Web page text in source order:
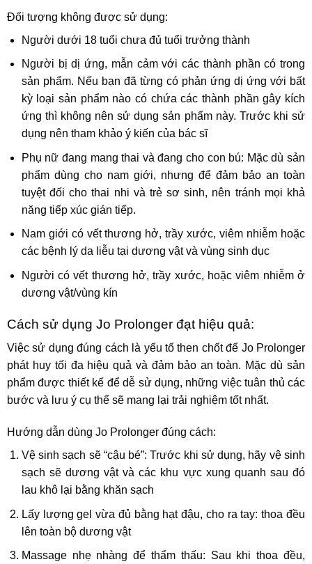
Đối tượng không được sử dụng:
Người dưới 18 tuổi chưa đủ tuổi trưởng thành
Người bị dị ứng, mẫn cảm với các thành phần có trong
sản phẩm. Nếu bạn đã từng có phản ứng dị ứng với bất
kỳ loại sản phẩm nào có chứa các thành phần gây kích
ứng thì không nên sử dụng sản phẩm này. Trước khi sử
dụng nên tham khảo ý kiến của bác sĩ
Phụ nữ đang mang thai và đang cho con bú: Mặc dù sản
phẩm dùng cho nam giới, nhưng để đảm bảo an toàn
tuyệt đối cho thai nhi và trẻ sơ sinh, nên tránh mọi khả
năng tiếp xúc gián tiếp.
Nam giới có vết thương hở, trầy xước, viêm nhiễm hoặc
các bệnh lý da liễu tại dương vật và vùng sinh dục
Người có vết thương hở, trầy xước, hoặc viêm nhiễm ở
dương vật/vùng kín
Cách sử dụng Jo Prolonger đạt hiệu quả:
Việc sử dụng đúng cách là yếu tố then chốt để Jo Prolonger
phát huy tối đa hiệu quả và đảm bảo an toàn. Mặc dù sản
phẩm được thiết kế để dễ sử dụng, những việc tuân thủ các
bước và lưu ý cụ thể sẽ mang lại trải nghiệm tốt nhất.
Hướng dẫn dùng Jo Prolonger đúng cách:
Vệ sinh sạch sẽ “cậu bé”: Trước khi sử dụng, hãy vệ sinh
sạch sẽ dương vật và các khu vực xung quanh sau đó
lau khô lại bằng khăn sạch
Lấy lượng gel vừa đủ bằng hạt đậu, cho ra tay: thoa đều
lên toàn bộ dương vật
Massage nhẹ nhàng để thẩm thấu: Sau khi thoa đều,